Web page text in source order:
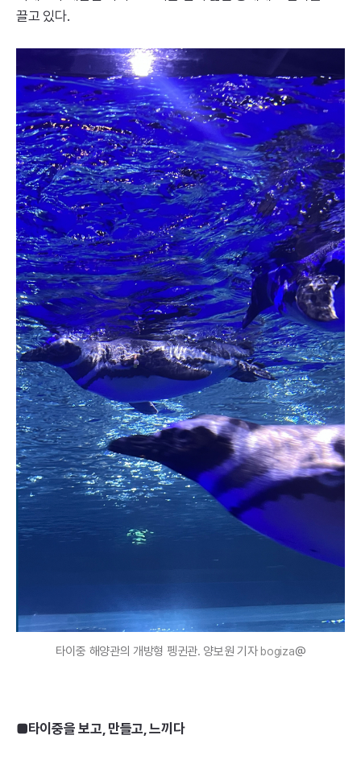
끌고 있다.
타이중 해양관의 개방형 펭귄관. 양보원 기자 bogiza@
■타이중을 보고, 만들고, 느끼다